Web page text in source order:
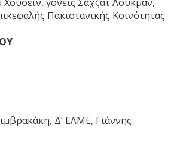
Πακιστανικής Κοινότητας
Δ’ ΕΛΜΕ, Γιάννης